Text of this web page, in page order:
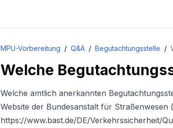
MPU-Vorbereitung / Q&A / Begutachtungsstelle /
Welche
Welche amtlich anerkannten
Website der Bundesanstalt für Straßenwesen
https://www.bast.de/DE/Verkehrssicherheit/